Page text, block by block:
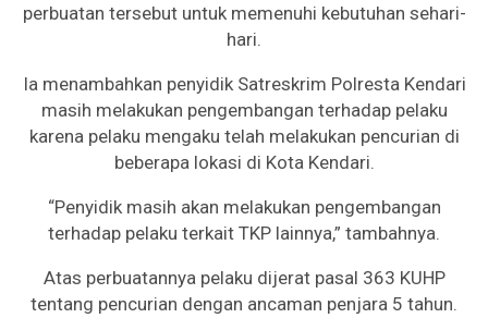
perbuatan tersebut untuk memenuhi kebutuhan sehari-
hari.
Ia menambahkan penyidik Satreskrim Polresta Kendari
masih melakukan pengembangan terhadap pelaku
karena pelaku mengaku telah melakukan pencurian di
beberapa lokasi di Kota Kendari.
“Penyidik masih akan melakukan pengembangan
terhadap pelaku terkait TKP lainnya,” tambahnya.
Atas perbuatannya pelaku dijerat pasal 363 KUHP
tentang pencurian dengan ancaman penjara 5 tahun.